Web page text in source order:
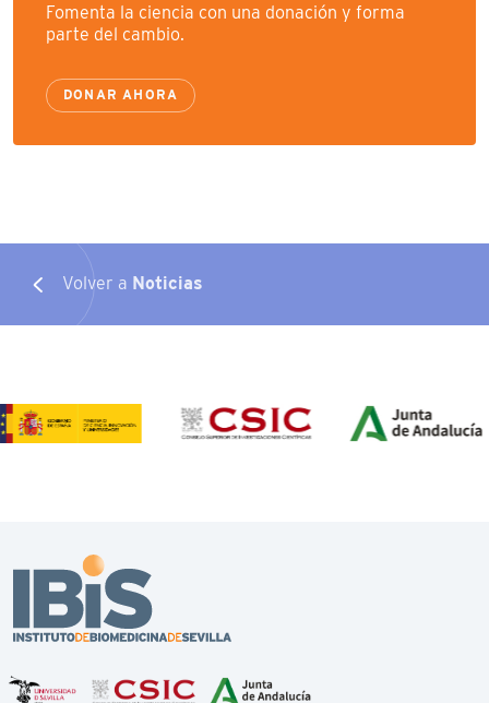
Fomenta la ciencia con una donación y forma
parte del cambio.
DONAR AHORA
Volver a Noticias